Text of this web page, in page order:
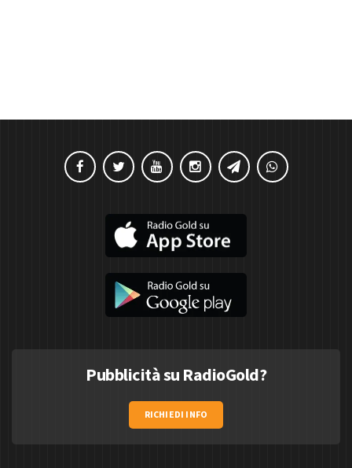
Pubblicità su RadioGold?
RICHIEDI INFO